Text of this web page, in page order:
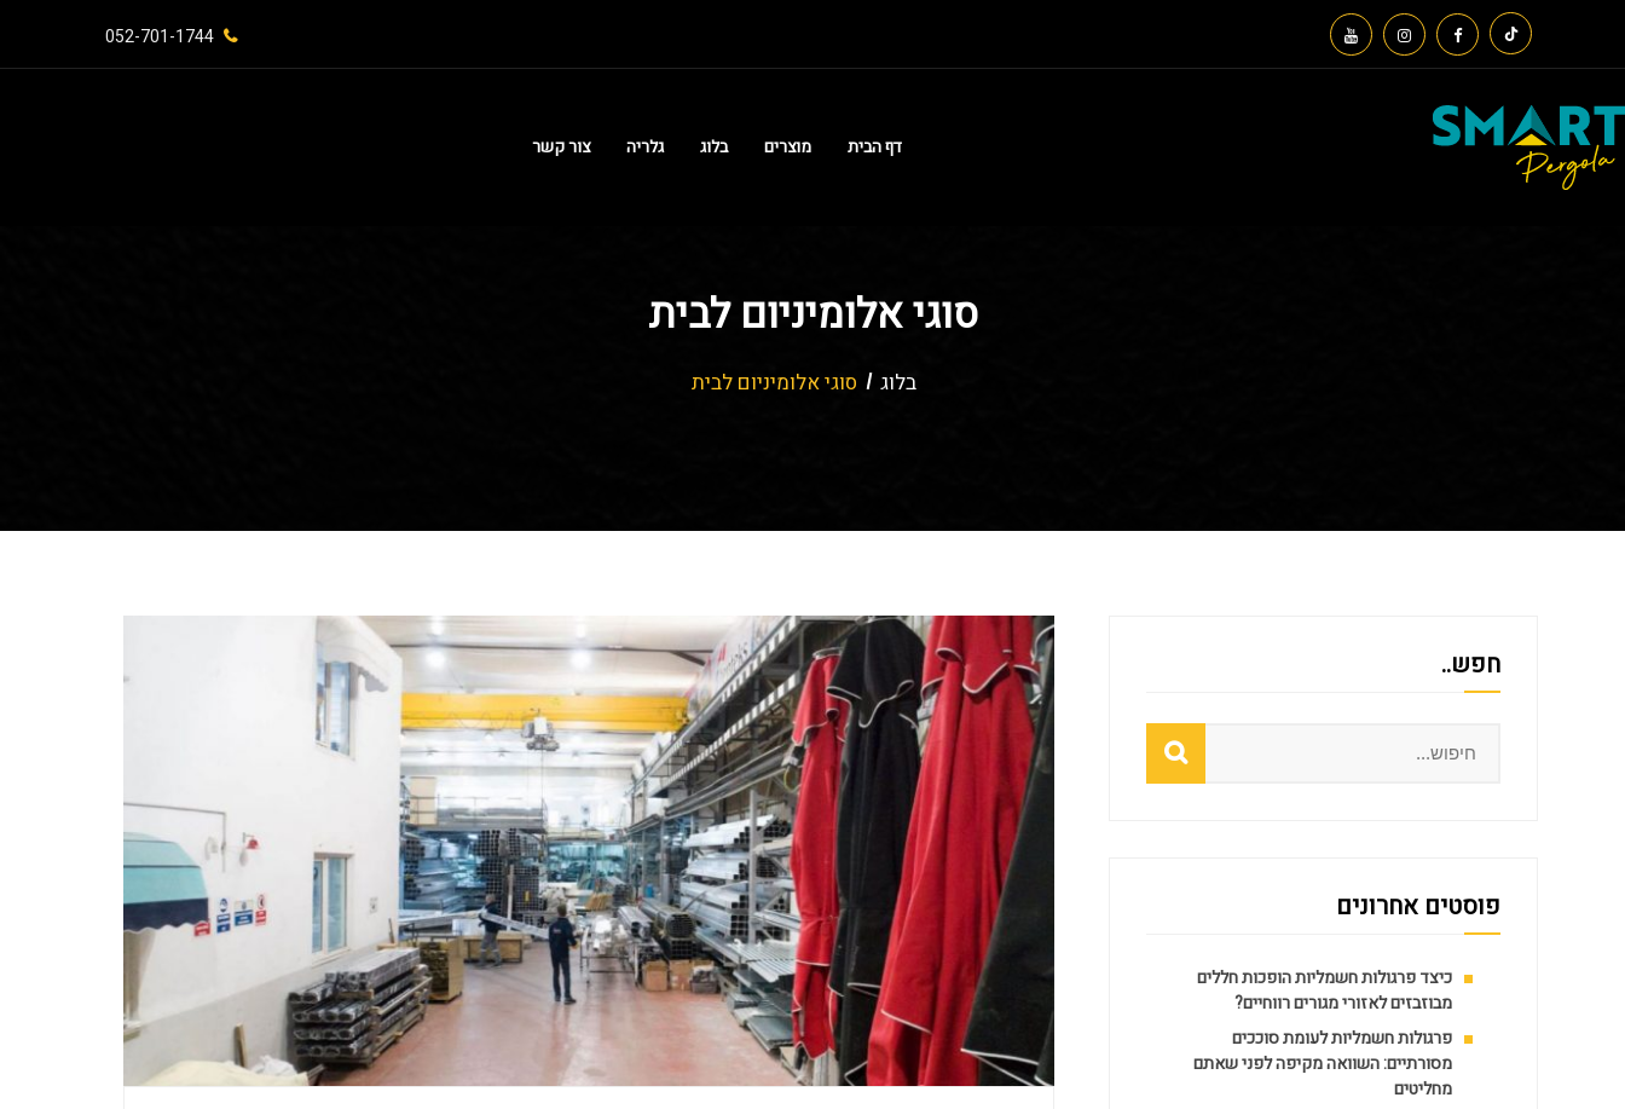
052-701-1744⁩
דף הבית מוצרים בלוג גלריה צור קשר
סוגי אלומיניום לבית
בלוג סוגי אלומיניום לבית
חפש..
פוסטים אחרונים
כיצד פרגולות חשמליות הופכות חללים
מבוזבזים לאזורי מגורים רווחיים?
פרגולות חשמליות לעומת סוככים
מסורתיים: השוואה מקיפה לפני שאתם
מחליטים